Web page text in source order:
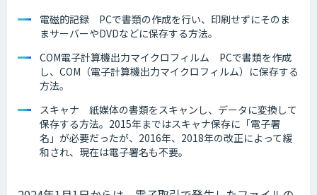
電磁的記録 PCで書類の作成を行い、印刷せずにそのま
まサーバーやDVDなどに保存する方法。
COM電子計算機出力マイクロフィルム PCで書類を作成
し、COM（電子計算機出力マイクロフィルム）に保存する
方法。
スキャナ 紙媒体の書類をスキャンし、データに変換して
保存する方法。2015年まではスキャナ保存に「電子署
名」が必要だったが、2016年、2018年の改正によって緩
和され、現在は電子署名も不要。